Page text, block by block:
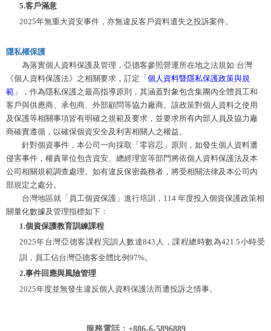
5.客戶滿意
2025年無重大資安事件，亦無違反客戶資料遺失之投訴案件。
隱私權保護
為落實個人資料保護及管理，亞德客參照營運所在地之法規如:台灣
《個人資料保護法》之相關要求，訂定「 個人資料暨隱私保護政策與規
範 」，作為隱私保護之最高指導原則，其涵蓋對象包含集團內全體員工和
客戶與供應商、承包商、外部顧問等協力廠商。該政策對個人資料之使用
及保護等相關事項皆有明確之規範及要求，並要求所有內部人員及協力廠
商確實遵循，以確保個資安全及利害相關人之權益。
針對個資事件，本公司一向採取「零容忍」原則，如發生個人資料遭
侵害事件，權責單位包含資安、總經理室等部門將依個人資料保護法及本
公司相關規範調查處理。如有違反保密義務者，將受相關法律及本公司內
部規定之處分。
台灣地區就「員工個資保護」進行培訓，114 年度投入個資保護政策相
關量化數據及管理指標如下：
1.個資保護教育訓練課程
2025年台灣亞德客課程完訓人數達843人，課程總時數為421.5小時受
訓，員工佔台灣亞德客全體比例97%。
2.事件回應與風險管理
2025年度並無發生違反個人資料保護法而遭投訴之情事。
服務電話：+886-6-5896889